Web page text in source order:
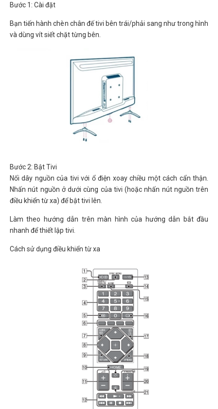
Bước 1: Cài đặt
Bạn tiến hành chèn chân đế tivi bên trái/phải sang như trong hình
và dùng vít siết chặt từng bên.
Bước 2: Bật Tivi
Nối dây nguồn của tivi với ổ điện xoay chiều một cách cẩn thận.
Nhấn nút nguồn ở dưới cùng của tivi (hoặc nhấn nút nguồn trên
điều khiển từ xa) để bật tivi lên.
Làm theo hướng dẫn trên màn hình của hướng dẫn bắt đầu
nhanh để thiết lập tivi.
Cách sử dụng điều khiển từ xa